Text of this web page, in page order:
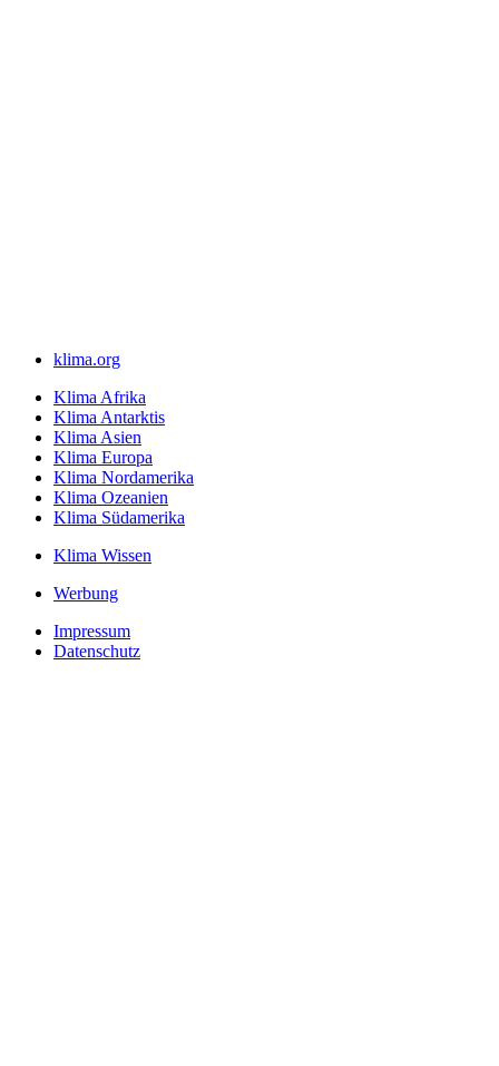
klima.org
Klima Afrika
Klima Antarktis
Klima Asien
Klima Europa
Klima Nordamerika
Klima Ozeanien
Klima Südamerika
Klima Wissen
Werbung
Impressum
Datenschutz